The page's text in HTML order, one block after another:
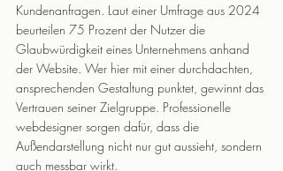
Kundenanfragen. Laut einer Umfrage aus 2024
beurteilen 75 Prozent der Nutzer die
Glaubwürdigkeit eines Unternehmens anhand
der Website. Wer hier mit einer durchdachten,
ansprechenden Gestaltung punktet, gewinnt das
Vertrauen seiner Zielgruppe. Professionelle
webdesigner sorgen dafür, dass die
Außendarstellung nicht nur gut aussieht, sondern
auch messbar wirkt.